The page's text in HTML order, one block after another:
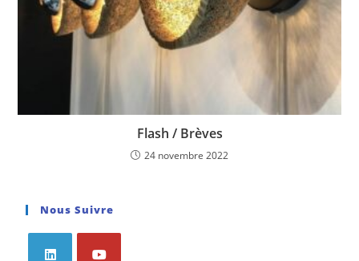
Flash / Brèves
24 novembre 2022
Nous Suivre